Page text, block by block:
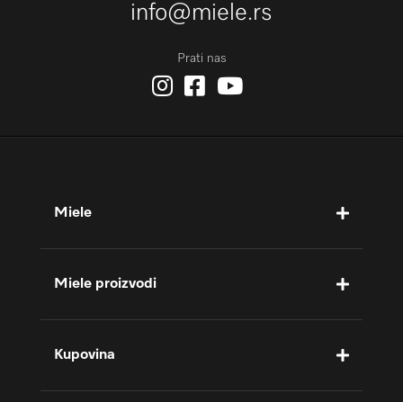
info@miele.rs
Prati nas
Miele
Miele proizvodi
Kupovina